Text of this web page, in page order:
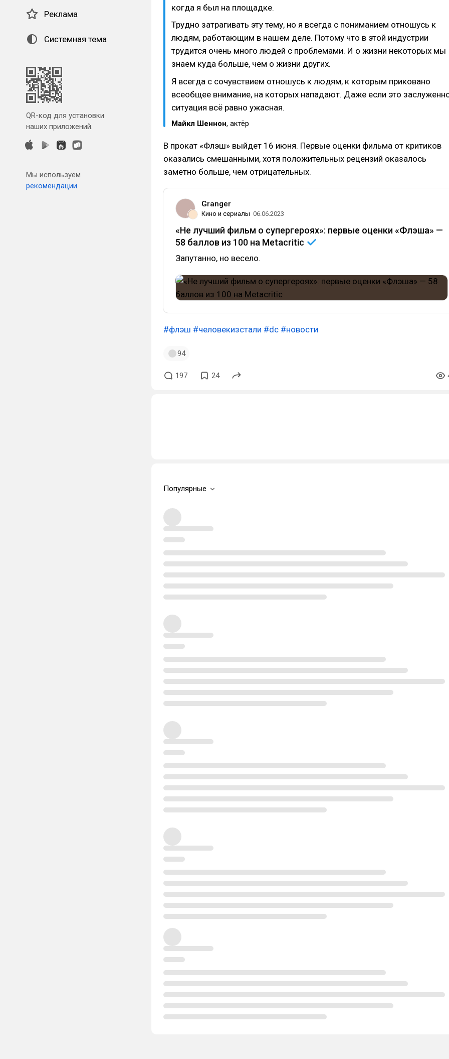
Реклама
Системная тема
QR-код для установки
наших приложений.
Мы используем
рекомендации.
когда я был на площадке.
Трудно затрагивать эту тему, но я всегда с пониманием отношусь к
людям, работающим в нашем деле. Потому что в этой индустрии
трудится очень много людей с проблемами. И о жизни некоторых мы
знаем куда больше, чем о жизни других.
Я всегда с сочувствием отношусь к людям, к которым приковано
всеобщее внимание, на которых нападают. Даже если это
ситуация всё равно ужасная.
Майкл Шеннон, актёр
В прокат «Флэш» выйдет 16 июня. Первые оценки фильма от критиков
оказались смешанными, хотя положительных рецензий оказалось
заметно больше, чем отрицательных.
Granger
Кино и сериалы 06.06.2023
«Не лучший фильм о супергероях»: первые оценки «Флэша» —
58 баллов из 100 на Metacritic
Запутанно, но весело.
#флэш #человекизстали #dc #новости
94
197 24
Популярные